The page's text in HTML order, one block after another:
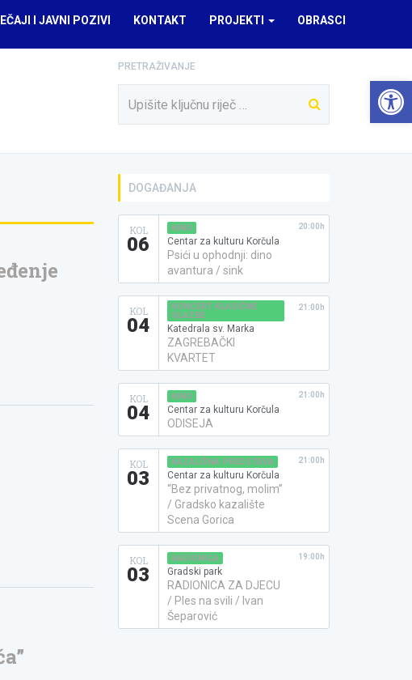
I JAVNI POZIVI KONTAKT PROJEKTI OBRASCI
PRETRAŽIVANJE
DOGAĐANJA
KOL
06
KINO
Centar za kulturu Korčula
Psići u ophodnji: dino
avantura / sink
20:00h
KOL
04
KONCERT KLASIČNE
GLAZBE
Katedrala sv. Marka
ZAGREBAČKI
KVARTET
21:00h
KOL
04
KINO
Centar za kulturu Korčula
ODISEJA
21:00h
KOL
03
KAZALIŠNA PREDSTAVA
Centar za kulturu Korčula
“Bez privatnog, molim”
/ Gradsko kazalište
Scena Gorica
21:00h
KOL
03
RADIONICA
Gradski park
RADIONICA ZA DJECU
/ Ples na svili / Ivan
Šeparović
19:00h